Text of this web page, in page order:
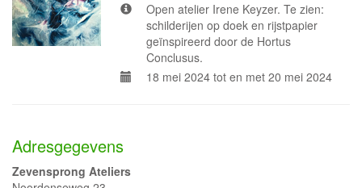
Open atelier Irene Keyzer. Te zien:
schilderijen op doek en rijstpapier
geïnspireerd door de Hortus
Conclusus.
18 mei 2024 tot en met 20 mei 2024
Adresgegevens
Zevensprong Ateliers